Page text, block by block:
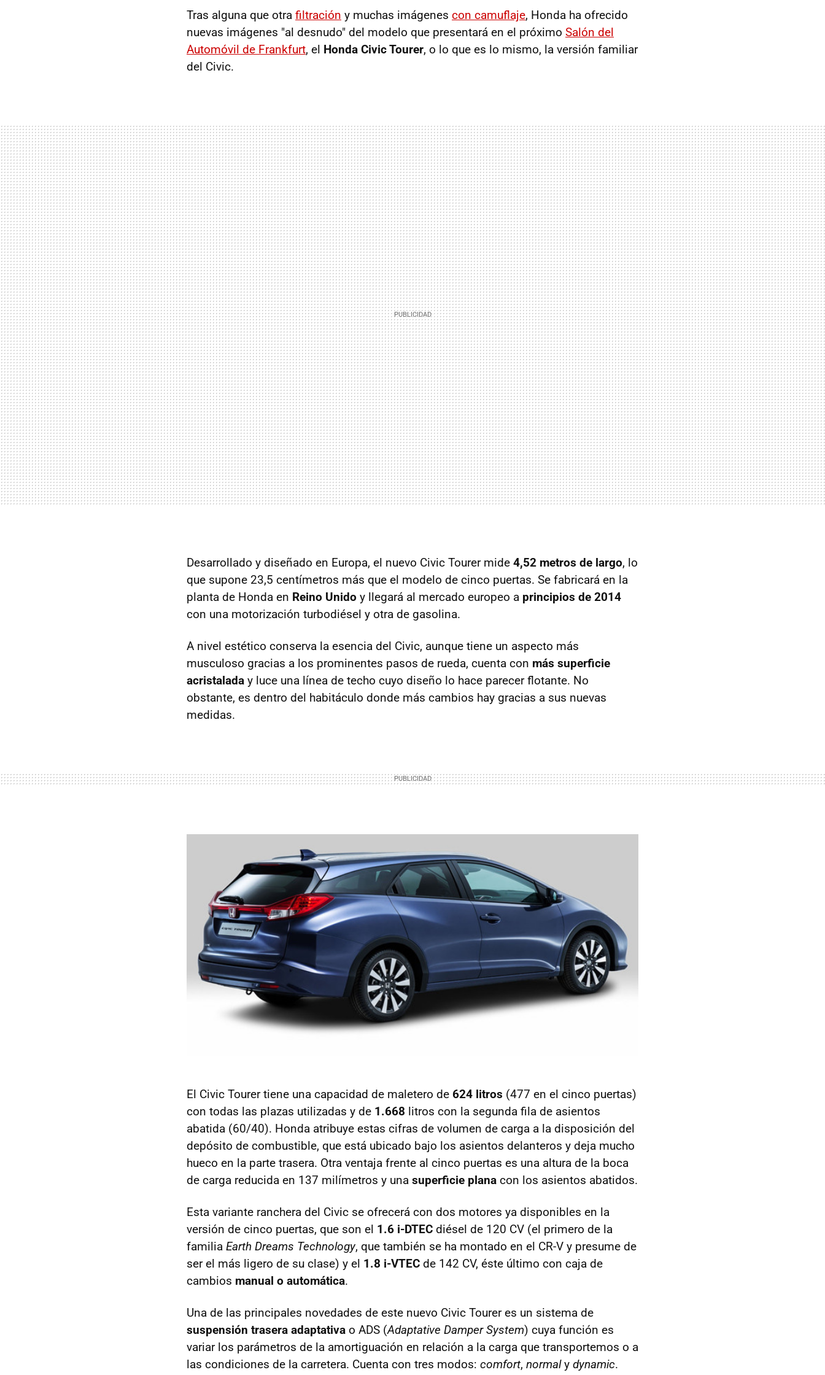
Tras alguna que otra filtración y muchas imágenes con camuflaje, Honda ha ofrecido
nuevas imágenes "al desnudo" del modelo que presentará en el próximo Salón del
Automóvil de Frankfurt, el Honda Civic Tourer, o lo que es lo mismo, la versión familiar
del Civic.
Desarrollado y diseñado en Europa, el nuevo Civic Tourer mide 4,52 metros de largo, lo
que supone 23,5 centímetros más que el modelo de cinco puertas. Se fabricará en la
planta de Honda en Reino Unido y llegará al mercado europeo a principios de 2014
con una motorización turbodiésel y otra de gasolina.
A nivel estético conserva la esencia del Civic, aunque tiene un aspecto más
musculoso gracias a los prominentes pasos de rueda, cuenta con más superficie
acristalada y luce una línea de techo cuyo diseño lo hace parecer flotante. No
obstante, es dentro del habitáculo donde más cambios hay gracias a sus nuevas
medidas.
El Civic Tourer tiene una capacidad de maletero de 624 litros (477 en el cinco puertas)
con todas las plazas utilizadas y de 1.668 litros con la segunda fila de asientos
abatida (60/40). Honda atribuye estas cifras de volumen de carga a la disposición del
depósito de combustible, que está ubicado bajo los asientos delanteros y deja mucho
hueco en la parte trasera. Otra ventaja frente al cinco puertas es una altura de la boca
de carga reducida en 137 milímetros y una superficie plana con los asientos abatidos.
Esta variante ranchera del Civic se ofrecerá con dos motores ya disponibles en la
versión de cinco puertas, que son el 1.6 i-DTEC diésel de 120 CV (el primero de la
familia Earth Dreams Technology, que también se ha montado en el CR-V y presume de
ser el más ligero de su clase) y el 1.8 i-VTEC de 142 CV, éste último con caja de
cambios manual o automática.
Una de las principales novedades de este nuevo Civic Tourer es un sistema de
suspensión trasera adaptativa o ADS (Adaptative Damper System) cuya función es
variar los parámetros de la amortiguación en relación a la carga que transportemos o a
las condiciones de la carretera. Cuenta con tres modos: comfort, normaly dynamic.